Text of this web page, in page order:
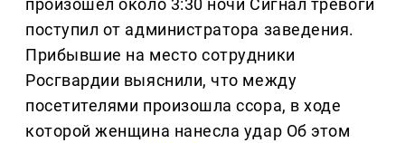
произошел около 3:30 ночи Сигнал тревоги
поступил от администратора заведения.
Прибывшие на место сотрудники
Росгвардии выяснили, что между
посетителями произошла ссора, в ходе
которой женщина нанесла удар Об этом